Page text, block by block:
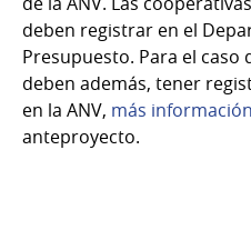
deben registrar en el
Presupuesto. Para el caso
deben además, tener
en la ANV, más información
anteproyecto.